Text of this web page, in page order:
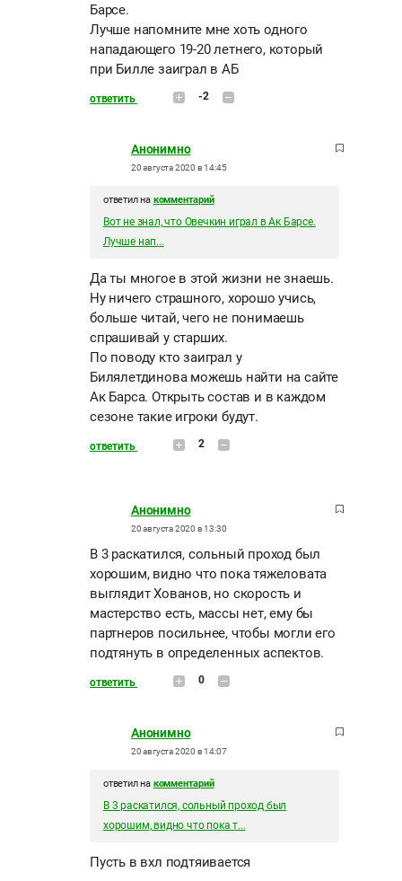
Барсе.
Лучше напомните мне хоть одного
нападающего 19-20 летнего, который
при Билле заиграл в АБ
ответить -2
Анонимно
20 августа 2020 в 14:45
ответил на комментарий
Вот не знал, что Овечкин играл в Ак Барсе.
Лучше нап...
Да ты многое в этой жизни не знаешь.
Ну ничего страшного, хорошо учись,
больше читай, чего не понимаешь
спрашивай у старших.
По поводу кто заиграл у
Билялетдинова можешь найти на сайте
Ак Барса. Открыть состав и в каждом
сезоне такие игроки будут.
ответить 2
Анонимно
20 августа 2020 в 13:30
В 3 раскатился, сольный проход был
хорошим, видно что пока тяжеловата
выглядит Хованов, но скорость и
мастерство есть, массы нет, ему бы
партнеров посильнее, чтобы могли его
подтянуть в определенных аспектов.
ответить 0
Анонимно
20 августа 2020 в 14:07
ответил на комментарий
В 3 раскатился, сольный проход был
хорошим, видно что пока т...
Пусть в вхл подтяивается